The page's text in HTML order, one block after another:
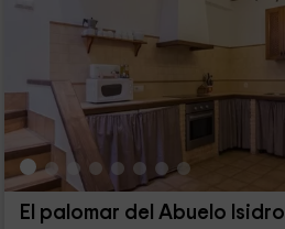
El palomar del Abuelo Isidro